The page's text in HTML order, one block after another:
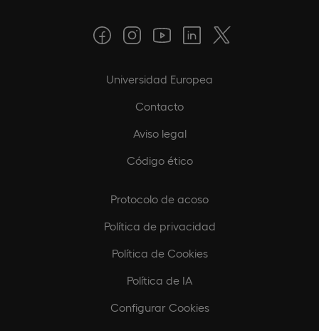
Universidad Europea
Contacto
Aviso legal
Código ético
Protocolo de acoso
Política de privacidad
Política de Cookies
Política de IA
Configurar Cookies